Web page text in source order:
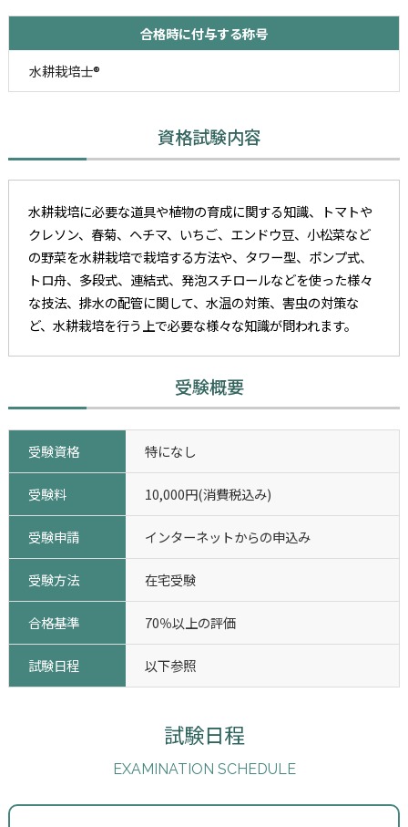
合格時に付与する称号
水耕栽培士®
資格試験内容
水耕栽培に必要な道具や植物の育成に関する知識、トマトや
クレソン、春菊、ヘチマ、いちご、エンドウ豆、小松菜など
の野菜を水耕栽培で栽培する方法や、タワー型、ポンプ式、
トロ舟、多段式、連結式、発泡スチロールなどを使った様々
な技法、排水の配管に関して、水温の対策、害虫の対策な
ど、水耕栽培を行う上で必要な様々な知識が問われます。
受験概要
受験資格 特になし
受験料 10,000円(消費税込み)
受験申請 インターネットからの申込み
受験方法 在宅受験
合格基準 70％以上の評価
試験日程 以下参照
試験日程
EXAMINATION SCHEDULE